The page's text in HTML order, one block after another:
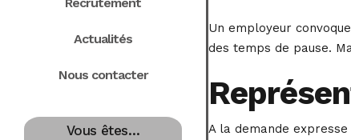
Actualités
Nous contacter
Vous êtes…
Un employeur
des temps de pause.
A la demande